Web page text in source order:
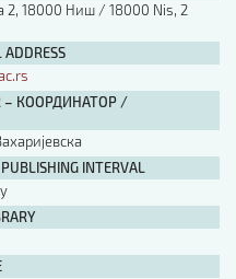
2, 18000 Ниш / 18000 Nis, 2
– КООРДИНАТОР /
INTERVAL